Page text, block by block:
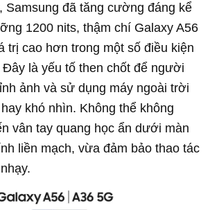
đã tăng cường đáng kể
1200 nits, thậm chí Galaxy A56
trị cao hơn trong một số điều kiện
là yếu tố then chốt để người
ảnh và sử dụng máy ngoài trời
khó nhìn. Không thể không
vân tay quang học ẩn dưới màn
liền mạch, vừa đảm bảo thao tác